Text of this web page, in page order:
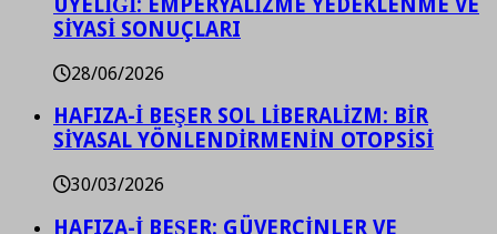
ÜYELİĞİ: EMPERYALİZME YEDEKLENME VE
SİYASİ SONUÇLARI
28/06/2026
HAFIZA-İ BEŞER SOL LİBERALİZM: BİR
SİYASAL YÖNLENDİRMENİN OTOPSİSİ
30/03/2026
HAFIZA-İ BEŞER: GÜVERCİNLER VE